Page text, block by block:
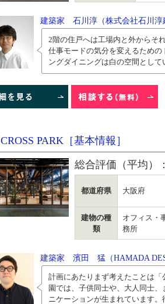
建築家 石川淳（株式会社石川淳
2階の住戸へは工場内と外からそ
仕事モードの気分を変えるため
ングダイニングは白の空間とし
CROSS PARK［基本情報］
総合評価（平均）：
都道府県 大阪府
建物の種
類
オフィス・
務所
建築家 濱田 猛（HAMADA
計画にあたりまず考えたことは
園では、子供同士や、大人同士
ニケーションが生まれています